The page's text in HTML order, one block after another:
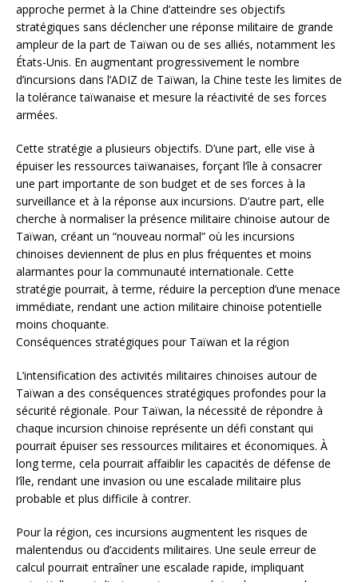
approche permet à la Chine d’atteindre ses objectifs
stratégiques sans déclencher une réponse militaire de grande
ampleur de la part de Taïwan ou de ses alliés, notamment les
États-Unis. En augmentant progressivement le nombre
d’incursions dans l’ADIZ de Taïwan, la Chine teste les limites de
la tolérance taïwanaise et mesure la réactivité de ses forces
armées.
Cette stratégie a plusieurs objectifs. D’une part, elle vise à
épuiser les ressources taïwanaises, forçant l’île à consacrer
une part importante de son budget et de ses forces à la
surveillance et à la réponse aux incursions. D’autre part, elle
cherche à normaliser la présence militaire chinoise autour de
Taïwan, créant un “nouveau normal” où les incursions
chinoises deviennent de plus en plus fréquentes et moins
alarmantes pour la communauté internationale. Cette
stratégie pourrait, à terme, réduire la perception d’une menace
immédiate, rendant une action militaire chinoise potentielle
moins choquante.
Conséquences stratégiques pour Taïwan et la région
L’intensification des activités militaires chinoises autour de
Taïwan a des conséquences stratégiques profondes pour la
sécurité régionale. Pour Taïwan, la nécessité de répondre à
chaque incursion chinoise représente un défi constant qui
pourrait épuiser ses ressources militaires et économiques. À
long terme, cela pourrait affaiblir les capacités de défense de
l’île, rendant une invasion ou une escalade militaire plus
probable et plus difficile à contrer.
Pour la région, ces incursions augmentent les risques de
malentendus ou d’accidents militaires. Une seule erreur de
calcul pourrait entraîner une escalade rapide, impliquant